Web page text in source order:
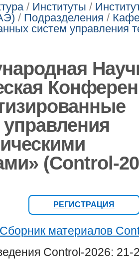
/ Институты /
/ Подразделения /
систем управления
(Control-
РЕГИСТРАЦИЯ
Сборник материалов
Control-2026: 21-